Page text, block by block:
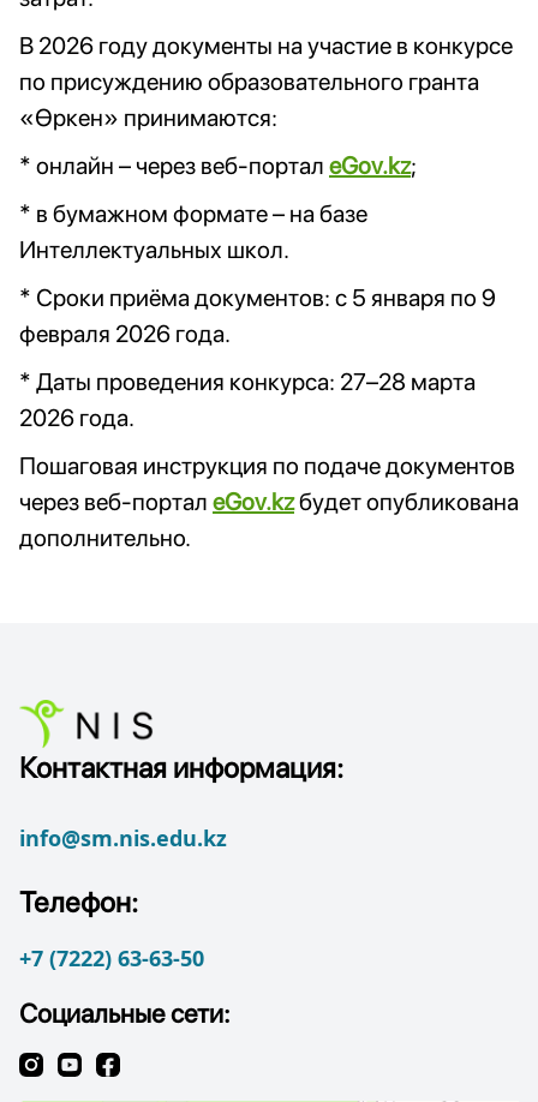
В 2026 году документы на участие в конкурсе
по присуждению образовательного гранта
«Өркен» принимаются:
* онлайн – через веб-портал eGov.kz;
* в бумажном формате – на базе
Интеллектуальных школ.
* Сроки приёма документов: с 5 января по 9
февраля 2026 года.
* Даты проведения конкурса: 27–28 марта
2026 года.
Пошаговая инструкция по подаче документов
через веб-портал eGov.kzбудет опубликована
дополнительно.
Контактная информация:
info@sm.nis.edu.kz
Телефон:
+7 (7222) 63-63-50
Социальные сети: